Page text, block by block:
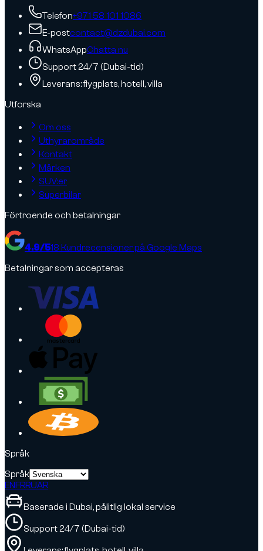
Telefon+971 58 101 1086
E-postcontact@dzdubai.com
WhatsAppChatta nu
Support 24/7 (Dubai-tid)
Leverans: flygplats, hotell, villa
Utforska
Om oss
Uthyrarområde
Kontakt
Märken
SUV:er
Superbilar
Förtroende och betalningar
4.9/518 Kundrecensioner på Google Maps
Betalningar som accepteras
Språk
Språk
ENFRRUAR
Baserade i Dubai, pålitlig lokal service
Support 24/7 (Dubai-tid)